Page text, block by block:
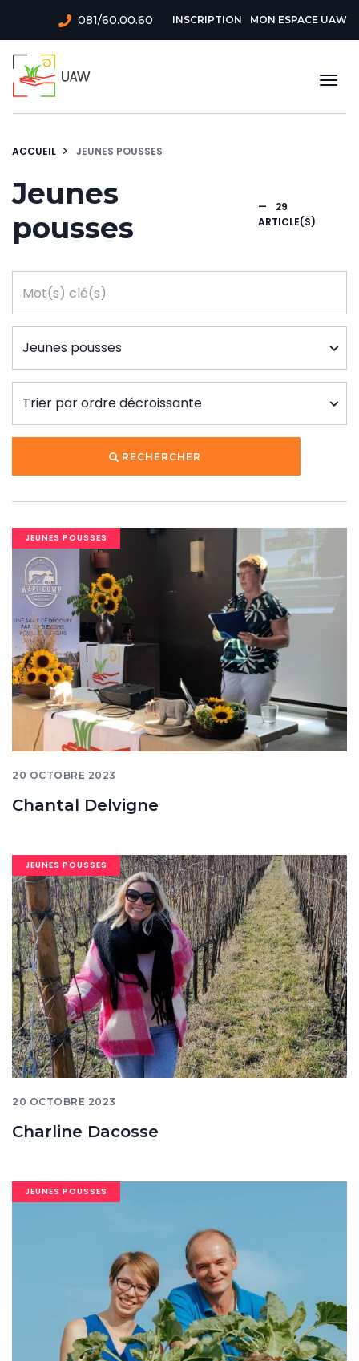
contenu
principal
081/60.00.60
Menu
du
de
INSCRIPTION MON ESPACE UAW
ACCUEIL JEUNES POUSSES
Jeunes
pousses
—
29
ARTICLE(S)
RECHERCHER
JEUNES POUSSES
Image
banner
20 OCTOBRE 2023
Chantal Delvigne
JEUNES POUSSES
Image
banner
20 OCTOBRE 2023
Charline Dacosse
JEUNES POUSSES
Image